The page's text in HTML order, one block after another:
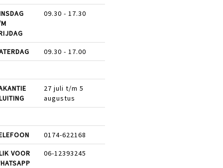
09.30 - 17.30
09.30 - 17.00
27 juli t/m 5
augustus
0174-622168
VOOR
06-12393245